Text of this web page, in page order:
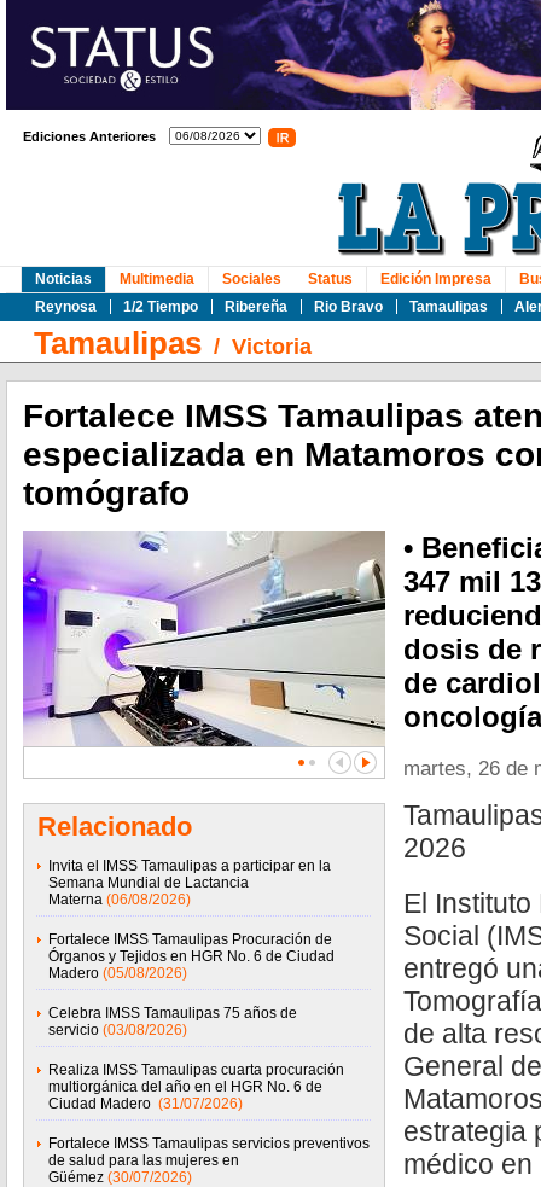
Ediciones Anteriores
Noticias
Reynosa
1/2 Tiempo Ribereña Rio Bravo Tamaulipas
Multimedia Sociales Status Edición Impresa
Tamaulipas / Victoria
Fortalece IMSS Tamaulipas
especializada en Matamoros
tomógrafo
Relacionado
Invita el IMSS Tamaulipas a participar en la
Semana Mundial de Lactancia
Materna (06/08/2026)
Fortalece IMSS Tamaulipas Procuración de
Órganos y Tejidos en HGR No. 6 de Ciudad
Madero (05/08/2026)
Celebra IMSS Tamaulipas 75 años de
servicio (03/08/2026)
Realiza IMSS Tamaulipas cuarta procuración
multiorgánica del año en el HGR No. 6 de
Ciudad Madero (31/07/2026)
Fortalece IMSS Tamaulipas servicios preventivos
de salud para las mujeres en
Güémez (30/07/2026)
•
347 mil
dosis de
de
martes, 26 de
2026
El
Social
entregó
de alta
General
estrategia
médico